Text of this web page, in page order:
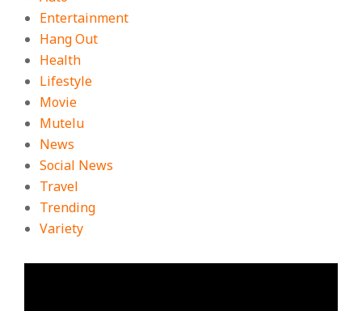
Entertainment
Hang Out
Health
Lifestyle
Movie
Mutelu
News
Social News
Travel
Trending
Variety